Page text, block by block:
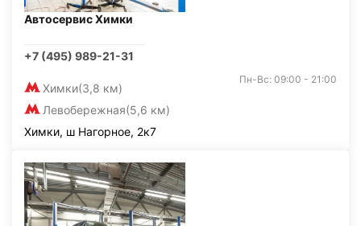
Автосервис Химки
+7 (495) 989-21-31
Химки(3,8 км)
Левобережная(5,6 км)
Пн-Вс: 09:00 - 21:00
Химки, ш Нагорное, 2к7